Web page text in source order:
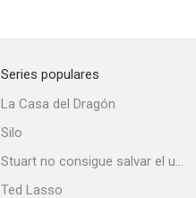
Series populares
La Casa del Dragón
Silo
Stuart no consigue salvar el universo
Ted Lasso